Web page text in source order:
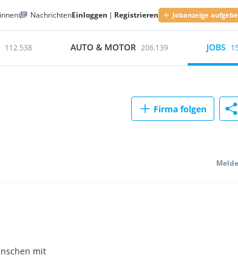
NachrichtenEinloggen | Registrieren Jobanzeige
112.538 AUTO & MOTOR 206.139 JOBS
Firma folgen
mit